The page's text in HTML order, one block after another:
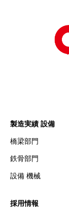
製造実績 設備
橋梁部門
鉄骨部門
設備 機械
採用情報